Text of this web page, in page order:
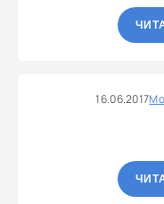
16.06.2017